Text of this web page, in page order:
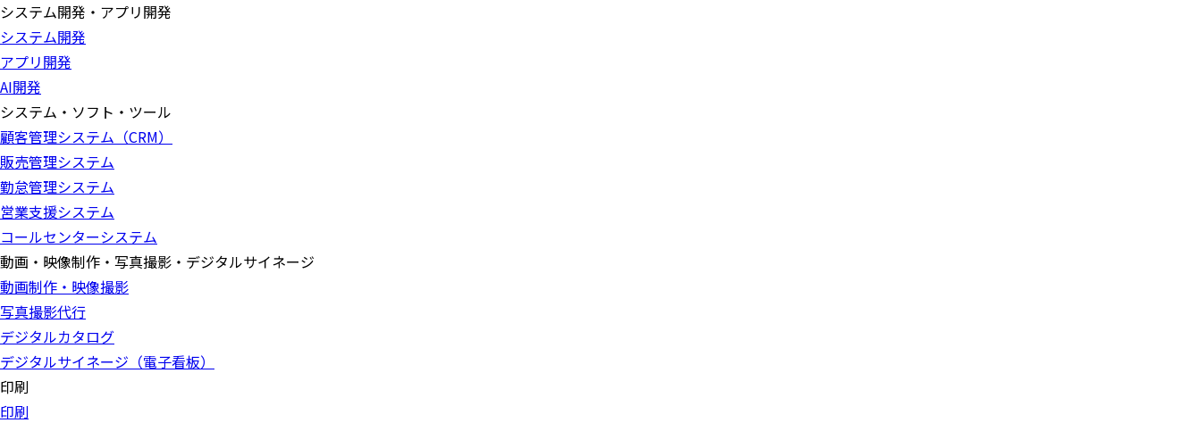
システム開発・アプリ開発
システム開発
アプリ開発
AI開発
システム・ソフト・ツール
顧客管理システム（CRM）
販売管理システム
勤怠管理システム
営業支援システム
コールセンターシステム
動画・映像制作・写真撮影・デジタルサイネージ
動画制作・映像撮影
写真撮影代行
デジタルカタログ
デジタルサイネージ（電子看板）
印刷
印刷